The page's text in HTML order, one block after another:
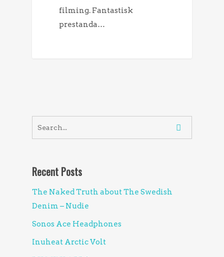
filming. Fantastisk
prestanda…
Recent Posts
The Naked Truth about The Swedish
Denim – Nudie
Sonos Ace Headphones
Inuheat Arctic Volt